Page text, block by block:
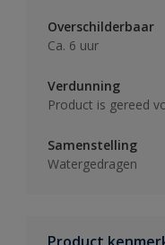
Overschilderbaar
Ca. 6 uur
Verdunning
Product is gereed
Samenstelling
Watergedragen